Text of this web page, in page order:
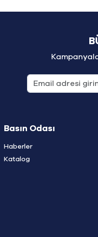
Basın Odası
Haberler
Katalog